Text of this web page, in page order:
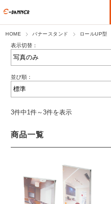
HOME バナースタンド ロールUP型
表示切替：
並び順：
3件中1件～3件を表示
商品一覧